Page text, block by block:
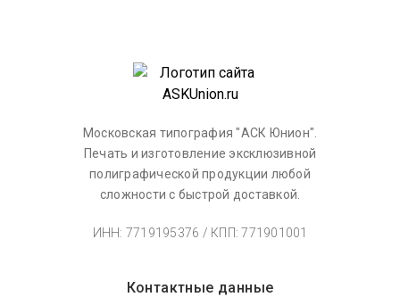
Московская типография "АСК Юнион".
Печать и изготовление эксклюзивной
полиграфической продукции любой
сложности с быстрой доставкой.
ИНН: 7719195376 / КПП: 771901001
Контактные данные